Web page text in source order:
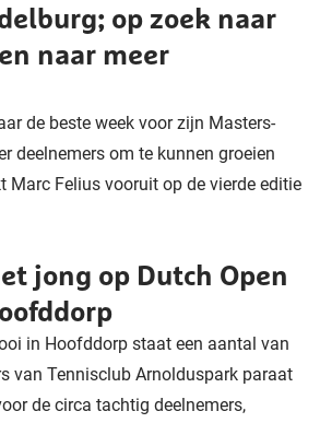
op zoek naar
naar meer
de beste week voor zijn Masters-
deelnemers om te kunnen groeien
Marc Felius vooruit op de vierde editie
jong op Dutch Open
in Hoofddorp staat een aantal van
van Tennisclub Arnolduspark paraat
de circa tachtig deelnemers,